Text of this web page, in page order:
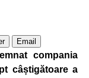
Email
compania
câștigătoare a